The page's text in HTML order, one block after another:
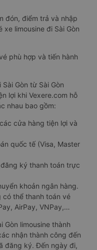
đón, điểm trả và nhập
limousine đi Sài Gòn
phù hợp và tiến hành
Gòn từ Sài Gòn
lợi khi Vexere.com hỗ
nhau bao gồm:
cửa hàng tiện lợi và
quốc tế (Visa, Master
ký thanh toán trực
khoản ngân hàng.
có thể thanh toán vé
AirPay, VNPay,…
Gòn limousine thành
nhận thành công đến
đăng ký. Đến ngày đi,